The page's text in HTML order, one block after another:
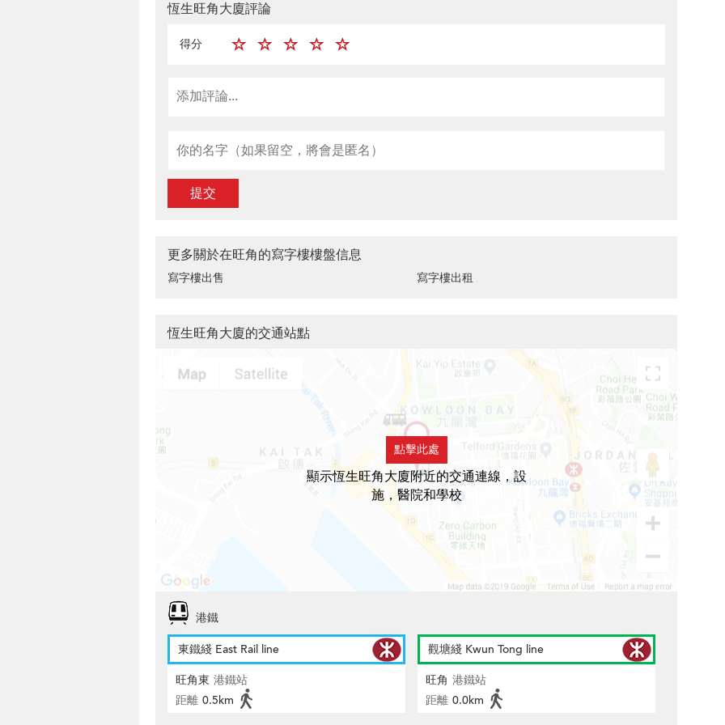
恆生旺角大廈評論
得分
提交
更多關於在旺角的寫字樓樓盤信息
寫字樓出售 寫字樓出租
恆生旺角大廈的交通站點
點擊此處
顯示恆生旺角大廈附近的交通連線，設
施，醫院和學校
港鐵
東鐵綫 East Rail line
旺角東 港鐵站
距離 0.5km
觀塘綫 Kwun Tong line
旺角 港鐵站
距離 0.0km